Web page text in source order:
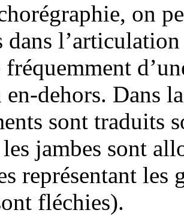
on
dans
fréquemment
dehors. Dans
sont traduits
jambes sont
représentant
fléchies).